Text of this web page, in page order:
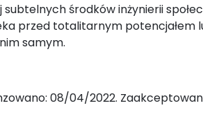
środków inżynierii
przed totalitarnym potencjałem
samym.
08/04/2022.